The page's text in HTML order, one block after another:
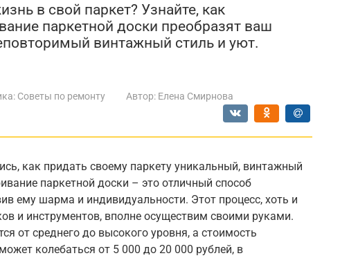
в свой паркет? Узнайте, как
паркетной доски преобразят ваш
винтажный стиль и уют.
Советы по ремонту Автор: Елена Смирнова
как придать своему паркету уникальный, винтажный
паркетной доски – это отличный способ
ему шарма и индивидуальности. Этот процесс, хоть и
и инструментов, вполне осуществим своими руками.
от среднего до высокого уровня, а стоимость
колебаться от 5 000 до 20 000 рублей, в